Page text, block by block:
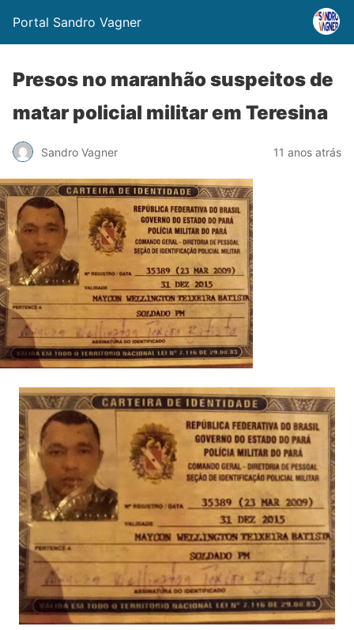
Portal Sandro Vagner
Presos no maranhão suspeitos de
matar policial militar em Teresina
Sandro Vagner 11 anos atrás